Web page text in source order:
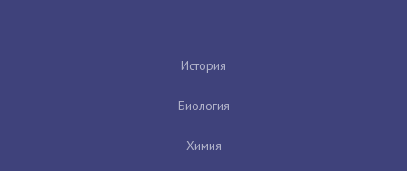
История
Биология
Химия